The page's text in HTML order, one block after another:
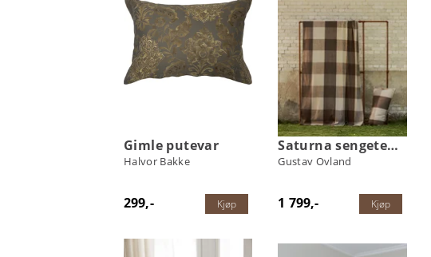
Gimle putevar
Halvor Bakke
299,- Kjøp
Saturna sengeteppe
Gustav Ovland
1 799,- Kjøp